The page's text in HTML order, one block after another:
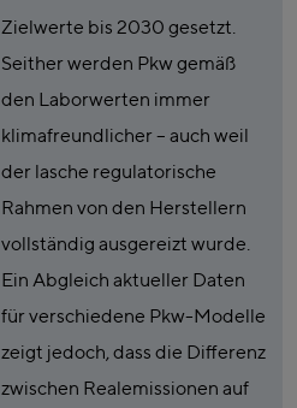
Zielwerte bis 2030 gesetzt.
Seither werden Pkw gemäß
den Laborwerten immer
klimafreundlicher – auch weil
der lasche regulatorische
Rahmen von den Herstellern
vollständig ausgereizt wurde.
Ein Abgleich aktueller Daten
für verschiedene Pkw-Modelle
zeigt jedoch, dass die Differenz
zwischen Realemissionen auf